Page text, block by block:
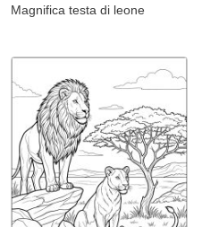
Magnifica testa di leone